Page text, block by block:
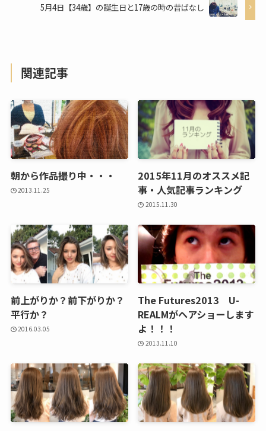
5月4日【34歳】の誕生日と17歳の時の昔ばなし
関連記事
朝から作品撮り中・・・
2013.11.25
2015年11月のオススメ記
事・人気記事ランキング
2015.11.30
前上がりか？前下がりか？
平行か？
2016.03.05
The Futures2013 U-
REALMがヘアショーします
よ！！！
2013.11.10